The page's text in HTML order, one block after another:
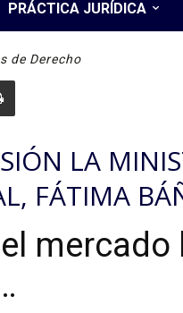
PRÁCTICA JURÍDICA
de Derecho
LA
FÁTIMA
mercado